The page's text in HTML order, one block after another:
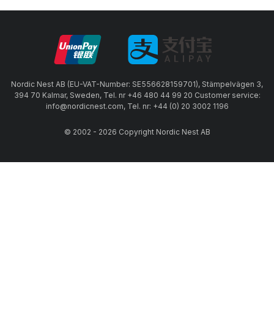
Nordic Nest AB (EU-VAT-Number: SE556628159701), Stämpelvägen 3,
394 70 Kalmar, Sweden, Tel. nr +46 480 44 99 20 Customer service:
info@nordicnest.com, Tel. nr: +44 (0) 20 3002 1196
© 2002 - 2026 Copyright Nordic Nest AB